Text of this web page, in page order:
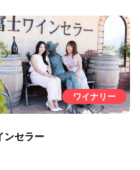
ワイナリー
ンセラー